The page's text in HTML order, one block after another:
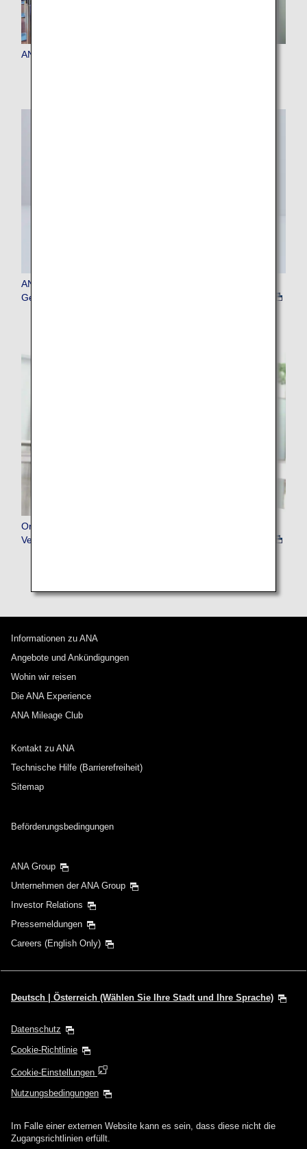
ANA-Gepäckabgabe (Gepäckautomat)
ANA Gepäckaufgabe-Gerät (Gerät zum Ausstellen von
Gepäckanhängern)
Online-Kundenservice im Falle einer Stornierung oder
Verspätung des Flugs
Informationen zu ANA
Angebote und Ankündigungen
Wohin wir reisen
Die ANA Experience
ANA Mileage Club
Kontakt zu ANA
Technische Hilfe (Barrierefreiheit)
Sitemap
Beförderungsbedingungen
ANA Group
Unternehmen der ANA Group
Investor Relations
Pressemeldungen
Careers (English Only)
Deutsch | Österreich (Wählen Sie Ihre Stadt und Ihre Sprache)
Datenschutz
Cookie-Richtlinie
Cookie-Einstellungen
Nutzungsbedingungen
Im Falle einer externen Website kann es sein, dass diese nicht die
Zugangsrichtlinien erfüllt.